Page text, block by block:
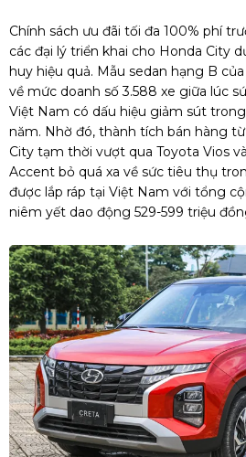
Chính sách ưu đãi tối đa 100% phí
các đại lý triển khai cho Honda City
huy hiệu quả. Mẫu sedan hạng B
về mức doanh số 3.588 xe giữa lúc
Việt Nam có dấu hiệu giảm sút
năm. Nhờ đó, thành tích bán hàng
City tạm thời vượt qua Toyota Vios
Accent bỏ quá xa về sức tiêu thụ
được lắp ráp tại Việt Nam với tổng
niêm yết dao động 529-599 triệu